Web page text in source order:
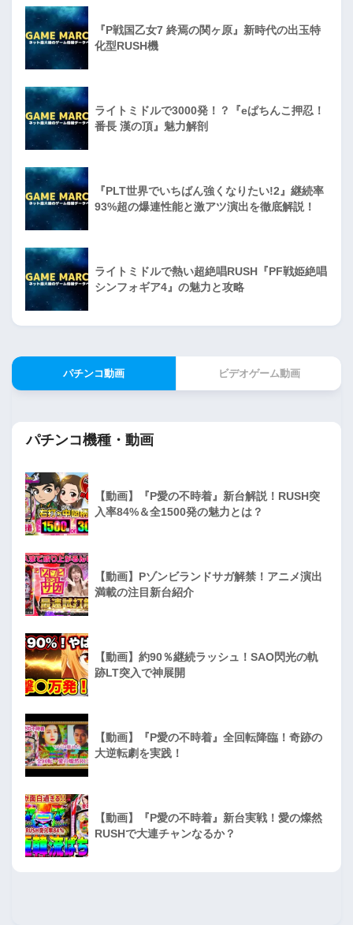
『P戦国乙女7 終焉の関ヶ原』新時代の出玉特
化型RUSH機
ライトミドルで3000発！？『eぱちんこ押忍！
番長 漢の頂』魅力解剖
『PLT世界でいちばん強くなりたい!2』継続率
93%超の爆連性能と激アツ演出を徹底解説！
ライトミドルで熱い超絶唱RUSH『PF戦姫絶唱
シンフォギア4』の魅力と攻略
パチンコ動画 ビデオゲーム動画
パチンコ機種・動画
【動画】『P愛の不時着』新台解説！RUSH突
入率84%＆全1500発の魅力とは？
【動画】Pゾンビランドサガ解禁！アニメ演出
満載の注目新台紹介
【動画】約90％継続ラッシュ！SAO閃光の軌
跡LT突入で神展開
【動画】『P愛の不時着』全回転降臨！奇跡の
大逆転劇を実践！
【動画】『P愛の不時着』新台実戦！愛の燦然
RUSHで大連チャンなるか？